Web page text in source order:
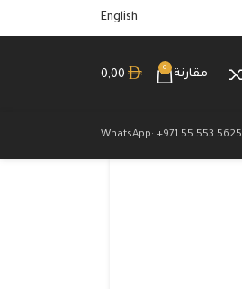
English
مقارنة
0
0,00
WhatsApp: +971 55 553 5625